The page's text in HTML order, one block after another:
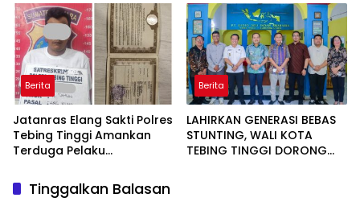
STUNTING
Berita
Jatanras Elang Sakti Polres
Tebing Tinggi Amankan
Terduga Pelaku
Motor
Berita
LAHIRKAN GENERASI BEBAS
STUNTING, WALI KOTA
TEBING TINGGI DORONG
Tinggalkan Balasan